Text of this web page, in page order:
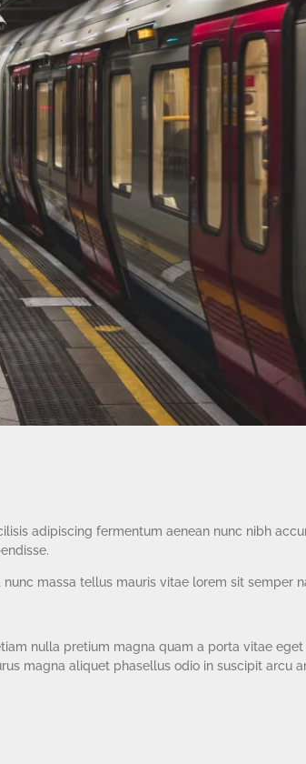
adipiscing fermentum aenean nunc nibh
massa tellus mauris vitae lorem sit semper
nulla pretium magna quam a porta vitae
magna aliquet phasellus odio in suscipit arcu